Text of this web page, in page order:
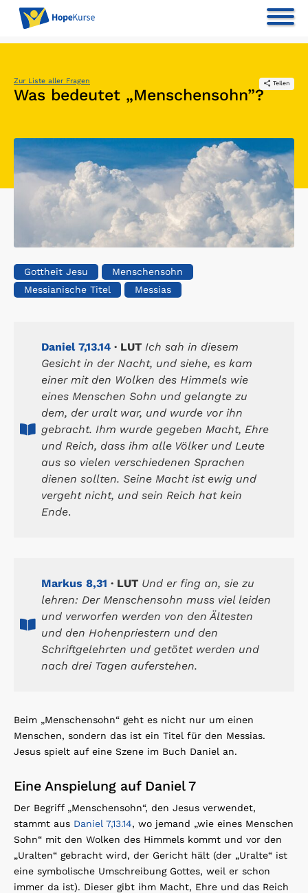
Zur Liste aller Fragen Teilen
Was bedeutet „Menschensohn”?
Gottheit Jesu
Menschensohn
Messianische Titel
Messias
Daniel 7,13.14 · LUT Ich sah in diesem
Gesicht in der Nacht, und siehe, es kam
einer mit den Wolken des Himmels wie
eines Menschen Sohn und gelangte zu
dem, der uralt war, und wurde vor ihn
gebracht. Ihm wurde gegeben Macht, Ehre
und Reich, dass ihm alle Völker und Leute
aus so vielen verschiedenen Sprachen
dienen sollten. Seine Macht ist ewig und
vergeht nicht, und sein Reich hat kein
Ende.
Markus 8,31 · LUT Und er fing an, sie zu
lehren: Der Menschensohn muss viel leiden
und verworfen werden von den Ältesten
und den Hohenpriestern und den
Schriftgelehrten und getötet werden und
nach drei Tagen auferstehen.
Beim „Menschensohn“ geht es nicht nur um einen
Menschen, sondern das ist ein Titel für den Messias.
Jesus spielt auf eine Szene im Buch Daniel an.
Eine Anspielung auf Daniel 7
Der Begriff „Menschensohn“, den Jesus verwendet,
stammt aus Daniel 7,13.14, wo jemand „wie eines Menschen
Sohn“ mit den Wolken des Himmels kommt und vor den
„Uralten“ gebracht wird, der Gericht hält (der „Uralte“ ist
eine symbolische Umschreibung Gottes, weil er schon
immer da ist). Dieser gibt ihm Macht, Ehre und das Reich